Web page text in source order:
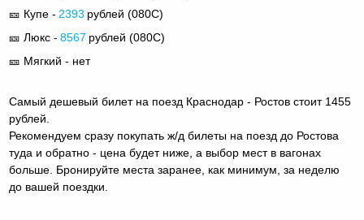
🎫 Купе - 2393 рублей (080С)
🎫 Люкс - 8567 рублей (080С)
🎫 Мягкий - нет
Самый дешевый билет на поезд Краснодар - Ростов стоит 1455
рублей.
Рекомендуем сразу покупать ж/д билеты на поезд до Ростова
туда и обратно - цена будет ниже, а выбор мест в вагонах
больше. Бронируйте места заранее, как минимум, за неделю
до вашей поездки.